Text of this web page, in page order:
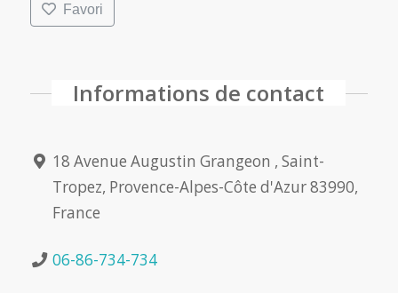
Favori
Informations de contact
18 Avenue Augustin Grangeon , Saint-
Tropez, Provence-Alpes-Côte d'Azur 83990,
France
06-86-734-734